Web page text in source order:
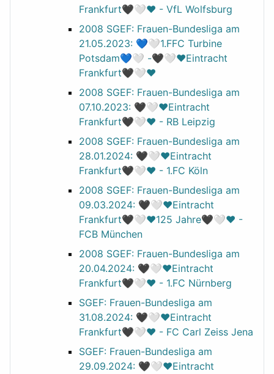
Frankfurt🖤🤍❤️ - VfL Wolfsburg
2008 SGEF: Frauen-Bundesliga am
21.05.2023: 💙🤍1.FFC Turbine
Potsdam💙🤍 -🖤🤍❤️Eintracht
Frankfurt🖤🤍❤️
2008 SGEF: Frauen-Bundesliga am
07.10.2023: 🖤🤍❤️Eintracht
Frankfurt🖤🤍❤️ - RB Leipzig
2008 SGEF: Frauen-Bundesliga am
28.01.2024: 🖤🤍❤️Eintracht
Frankfurt🖤🤍❤️ - 1.FC Köln
2008 SGEF: Frauen-Bundesliga am
09.03.2024: 🖤🤍❤️Eintracht
Frankfurt🖤🤍❤️125 Jahre🖤🤍❤️ -
FCB München
2008 SGEF: Frauen-Bundesliga am
20.04.2024: 🖤🤍❤️Eintracht
Frankfurt🖤🤍❤️ - 1.FC Nürnberg
SGEF: Frauen-Bundesliga am
31.08.2024: 🖤🤍❤️Eintracht
Frankfurt🖤🤍❤️ - FC Carl Zeiss Jena
SGEF: Frauen-Bundesliga am
29.09.2024: 🖤🤍❤️Eintracht